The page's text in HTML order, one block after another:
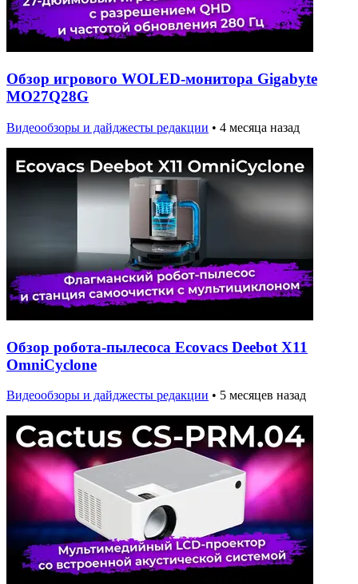
Обзор игрового WOLED-монитора Gigabyte
MO27Q28G
Видеообзоры и дайджесты редакции • 4 месяца назад
Обзор робота-пылесоса Ecovacs Deebot X11
OmniCyclone
Видеообзоры и дайджесты редакции • 5 месяцев назад